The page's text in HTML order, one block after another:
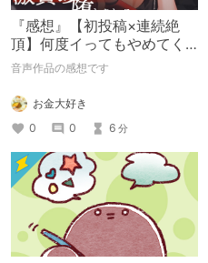
『感想』【初投稿×連続絶
頂】何度イってもやめてく
れない嫉妬彼氏に激責めさ
音声作品の感想です
お金大好き
0
0 6 分